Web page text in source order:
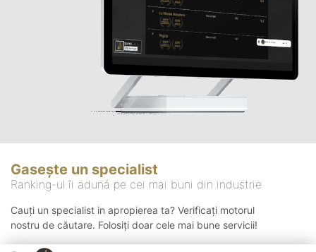
Gasește un specialist
Ranking-ul îi adună pe cei mai buni din industrie
Cauți un specialist in apropierea ta? Verificați motorul
nostru de căutare. Folosiți doar cele mai bune servicii!